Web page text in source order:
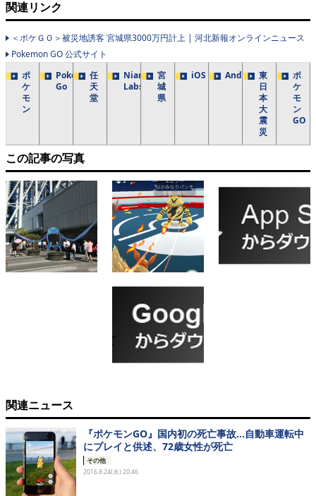
関連リンク
＜ポケＧＯ＞被災地誘客 宮城県3000万円計上 | 河北新報オンラインニュース
Pokemon GO 公式サイト
ポ
ケ
モ
ン
Pokemon
Go
任
天
堂
Niantic
Labs
宮
城
県
iOS Android 東
日
本
大
震
災
ポ
ケ
モ
ン
GO
この記事の写真
関連ニュース
『ポケモンGO』国内初の死亡事故…自動車運転中
にプレイと供述、72歳女性が死亡
その他
2016.8.24(水) 20:46